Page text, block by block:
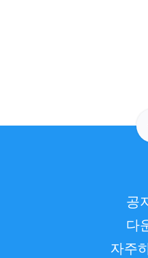
공
다
자주